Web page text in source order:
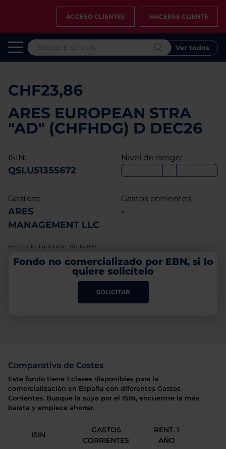
ACCESO CLIENTES HACERSE CLIENTE
Ver todos
CHF23,86
ARES EUROPEAN STRA
"AD" (CHFHDG) D DEC26
ISIN:
QSLU51355672
Nivel de riesgo:
Gestora:
ARES
MANAGEMENT LLC
Gastos corrientes:
-
Fecha valor liquidativo: 30.06.2026
Fondo no comercializado por EBN, si lo
quiere solicítelo
SOLICITAR
Comparativa de Costes
Este fondo tiene 1 clases disponibles para la
comercialización en España con diferentes Gastos
Corrientes. Busque la suya por el ISIN, encuentre la más
barata y empiece ahorrar.
ISIN
GASTOS
CORRIENTES
RENT. 1
AÑO